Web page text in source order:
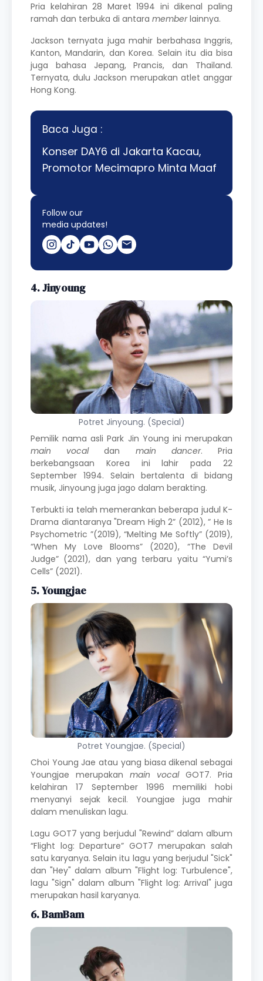
Pria kelahiran 28 Maret 1994 ini dikenal paling
ramah dan terbuka di antara memberlainnya.
Jackson ternyata juga mahir berbahasa Inggris,
Kanton, Mandarin, dan Korea. Selain itu dia bisa
juga bahasa Jepang, Prancis, dan Thailand.
Ternyata, dulu Jackson merupakan atlet anggar
Hong Kong.
Baca Juga :
Konser DAY6 di Jakarta Kacau,
Promotor Mecimapro Minta Maaf
Follow our
media updates!
4. Jinyoung
Potret Jinyoung. (Special)
Pemilik nama asli Park Jin Young ini merupakan
main vocaldan main dancer. Pria
berkebangsaan Korea ini lahir pada 22
September 1994. Selain bertalenta di bidang
musik, Jinyoung juga jago dalam berakting.
Terbukti ia telah memerankan beberapa judul K-
Drama diantaranya "Dream High 2” (2012), ” He Is
Psychometric ”(2019), “Melting Me Softly” (2019),
“When My Love Blooms” (2020), “The Devil
Judge” (2021), dan yang terbaru yaitu “Yumi’s
Cells” (2021).
5. Youngjae
Potret Youngjae. (Special)
Choi Young Jae atau yang biasa dikenal sebagai
Youngjae merupakan main vocalGOT7. Pria
kelahiran 17 September 1996 memiliki hobi
menyanyi sejak kecil. Youngjae juga mahir
dalam menuliskan lagu.
Lagu GOT7 yang berjudul "Rewind” dalam album
“Flight log: Departure” GOT7 merupakan salah
satu karyanya. Selain itu lagu yang berjudul "Sick"
dan "Hey" dalam album "Flight log: Turbulence",
lagu "Sign" dalam album "Flight log: Arrival" juga
merupakan hasil karyanya.
6. BamBam